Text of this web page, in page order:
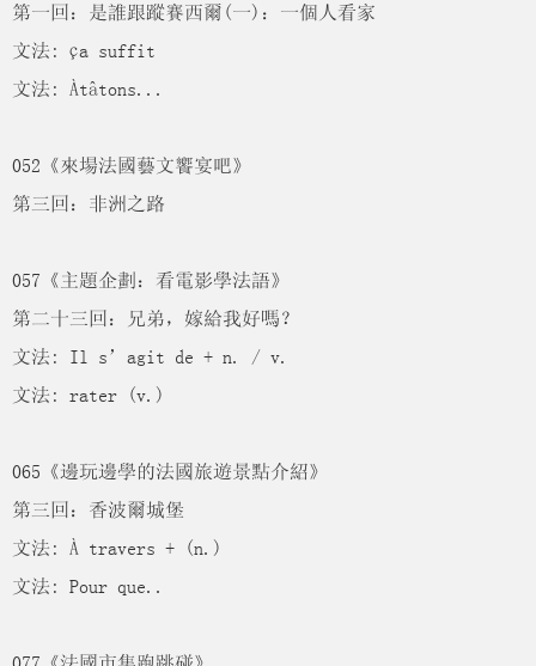
第一回：是誰跟蹤賽西爾(一)：一個人看家
文法: ça suffit
文法: Àtâtons...
052《來場法國藝文饗宴吧》
第三回：非洲之路
057《主題企劃：看電影學法語》
第二十三回：兄弟，嫁給我好嗎？
文法: Il s’agit de + n. / v.
文法: rater (v.)
065《邊玩邊學的法國旅遊景點介紹》
第三回：香波爾城堡
文法: À travers + (n.)
文法: Pour que..
077《法國市集跑跳碰》